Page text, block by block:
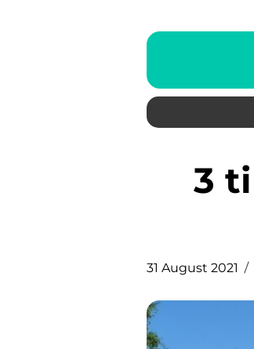
3 ting der kan øge dit hus
31 August 2021